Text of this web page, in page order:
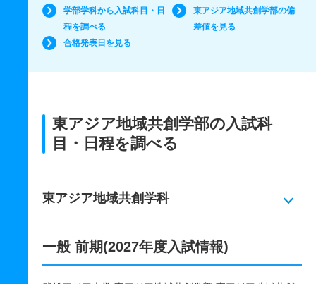
学部学科から入試科目・日
程を調べる
東アジア地域共創学部の偏
差値を見る
合格発表日を見る
東アジア地域共創学部の入試科
目・日程を調べる
東アジア地域共創学科
一般 前期(2027年度入試情報)